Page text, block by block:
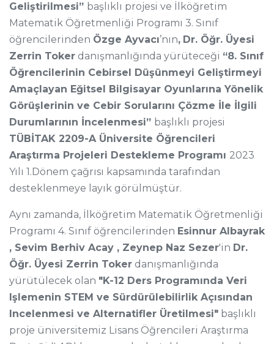
Geliştirilmesi” başlıklı projesi ve İlköğretim
Matematik Öğretmenliği Programı 3. Sınıf
öğrencilerinden Özge Ayvacı’nın, Dr. Öğr. Üyesi
Zerrin Toker danışmanlığında yürüteceği “8. Sınıf
Öğrencilerinin Cebirsel Düşünmeyi Geliştirmeyi
Amaçlayan Eğitsel Bilgisayar Oyunlarına Yönelik
Görüşlerinin ve Cebir Sorularını Çözme İle İlgili
Durumlarının İncelenmesi” başlıklı projesi
TÜBİTAK 2209-A Üniversite Öğrencileri
Araştırma Projeleri Destekleme Programı 2023
Yılı 1.Dönem çağrısı kapsamında tarafından
desteklenmeye layık görülmüştür.
Aynı zamanda, İlköğretim Matematik Öğretmenliği
Programı 4. Sınıf öğrencilerinden Esinnur Albayrak
, Sevim Berhiv Acay , Zeynep Naz Sezer'in Dr.
Öğr. Üyesi Zerrin Toker danışmanlığında
yürütülecek olan "K-12 Ders Programında Veri
Işlemenin STEM ve Sürdürülebilirlik Açısından
Incelenmesi ve Alternatifler Üretilmesi" başlıklı
proje üniversitemiz Lisans Öğrencileri Araştırma